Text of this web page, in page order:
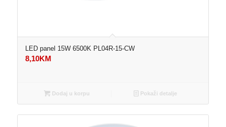
LED panel 15W 6500K PL04R-15-CW
8,10KM
Dodaj u korpu Pokaži detalje